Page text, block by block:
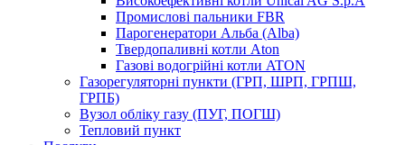
Промислові пальники FBR
Парогенератори Альба (Alba)
Твердопаливні котли Aton
Газові водогрійні котли ATON
Газорегуляторні пункти (ГРП, ШРП, ГРПШ,
ГРПБ)
Вузол обліку газу (ПУГ, ПОГШ)
Тепловий пункт